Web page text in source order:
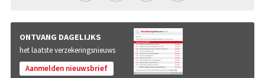
ONTVANG DAGELIJKS
het laatste verzekeringsnieuws
Aanmelden nieuwsbrief